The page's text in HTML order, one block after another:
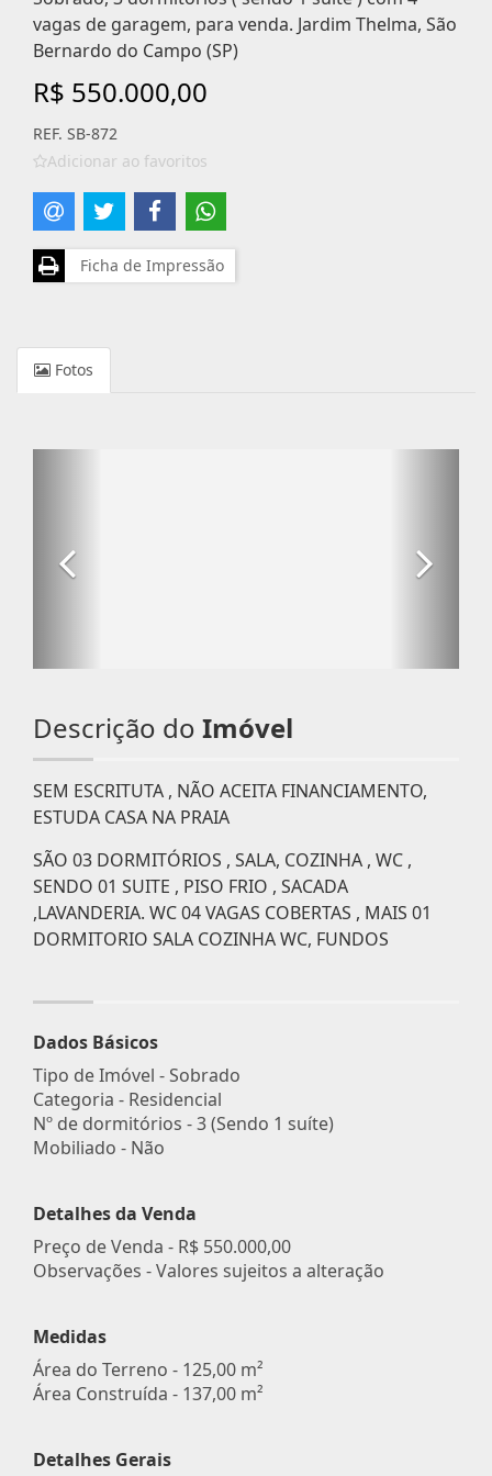
vagas de garagem, para venda. Jardim Thelma, São
Bernardo do Campo (SP)
R$ 550.000,00
REF. SB-872
Adicionar ao favoritos
Ficha de Impressão
Fotos
Descrição do Imóvel
SEM ESCRITUTA , NÃO ACEITA FINANCIAMENTO,
ESTUDA CASA NA PRAIA
SÃO 03 DORMITÓRIOS , SALA, COZINHA , WC ,
SENDO 01 SUITE , PISO FRIO , SACADA
,LAVANDERIA. WC 04 VAGAS COBERTAS , MAIS 01
DORMITORIO SALA COZINHA WC, FUNDOS
Dados Básicos
Tipo de Imóvel - Sobrado
Categoria - Residencial
Nº de dormitórios - 3 (Sendo 1 suíte)
Mobiliado - Não
Detalhes da Venda
Preço de Venda - R$ 550.000,00
Observações - Valores sujeitos a alteração
Medidas
Área do Terreno - 125,00 m²
Área Construída - 137,00 m²
Detalhes Gerais